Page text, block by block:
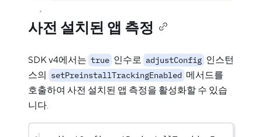
사전 설치된 앱 측정
SDK v4에서는 true 인수로 adjustConfig 인스턴
스의 setPreinstallTrackingEnabled 메서드를
호출하여 사전 설치된 앱 측정을 활성화할 수 있습
니다.